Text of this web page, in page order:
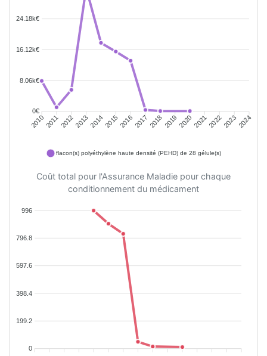
24.18k€
16.12k€
8.06k€
0€
20102011201220132014201520162017 2018 201920202021202220232024
flacon(s) polyéthylène haute densité (PEHD) de 28 gélule(s)
Coût total pour l'Assurance Maladie pour chaque
conditionnement du médicament
996
796.8
597.6
398.4
199.2
0